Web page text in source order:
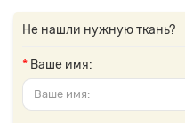
Не нашли нужную ткань?
Ваше имя: